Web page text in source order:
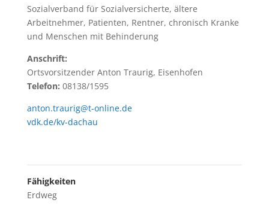
Sozialverband für Sozialversicherte, ältere
Arbeitnehmer, Patienten, Rentner, chronisch Kranke
und Menschen mit Behinderung
Anschrift:
Ortsvorsitzender Anton Traurig, Eisenhofen
Telefon: 08138/1595
anton.traurig@t-online.de
vdk.de/kv-dachau
Fähigkeiten
Erdweg